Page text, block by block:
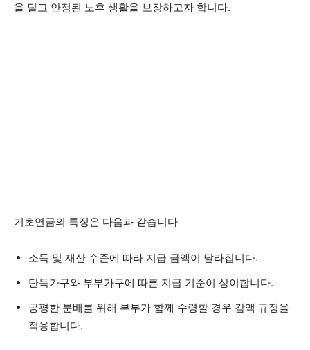
을 덜고 안정된 노후 생활을 보장하고자 합니다.
기초연금의 특징은 다음과 같습니다
소득 및 재산 수준에 따라 지급 금액이 달라집니다.
단독가구와 부부가구에 따른 지급 기준이 상이합니다.
공평한 분배를 위해 부부가 함께 수령할 경우 감액 규정을
적용합니다.